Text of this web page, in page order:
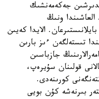
جەكەمەنشىك
ونىڭ
الايدا كەيىن
تىستەلگەن ءىز بارىن
جازباسىن
قولىنان سۇيرەپ،
كورىنەدى.
بىرنەشە كۇن بويى